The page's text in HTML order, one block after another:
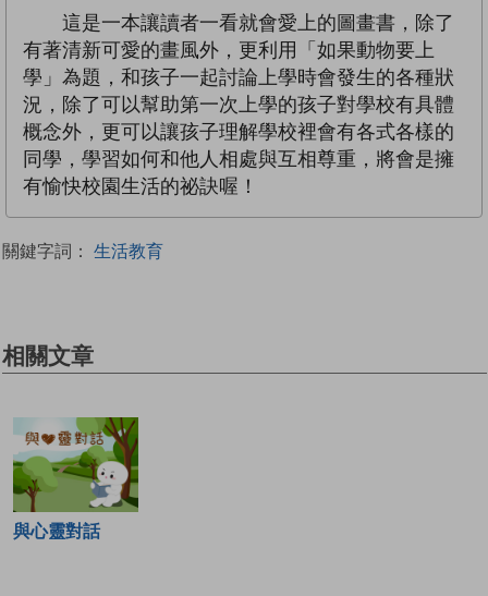
這是一本讓讀者一看就會愛上的圖畫書，除了
有著清新可愛的畫風外，更利用「如果動物要上
學」為題，和孩子一起討論上學時會發生的各種狀
況，除了可以幫助第一次上學的孩子對學校有具體
概念外，更可以讓孩子理解學校裡會有各式各樣的
同學，學習如何和他人相處與互相尊重，將會是擁
有愉快校園生活的祕訣喔！
關鍵字詞： 生活教育
相關文章
與心靈對話